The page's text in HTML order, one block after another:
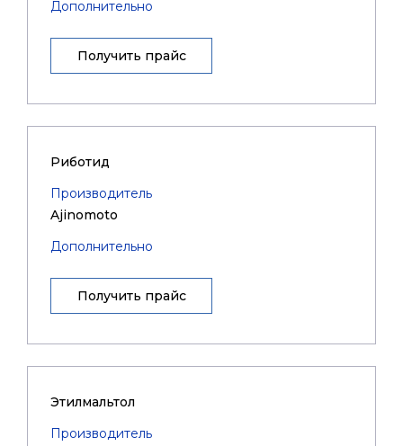
Дополнительно
Получить прайс
Риботид
Производитель
Ajinomoto
Дополнительно
Получить прайс
Этилмальтол
Производитель